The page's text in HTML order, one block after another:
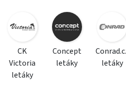
CK
Victoria
letáky
Concept
letáky
letáky